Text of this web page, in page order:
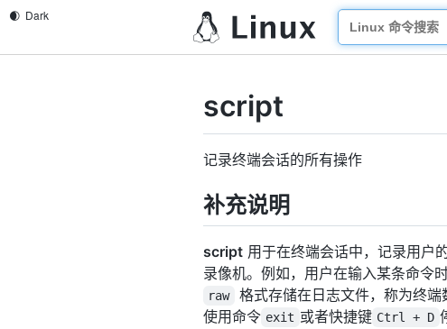
script
记录终端会话的所有操作
补充说明
script 用于在终端会话中，记录用户
录像机。例如，用户在输入某条命令
raw
格式存储在日志文件，称为终端
使用命令 exit 或者快捷键 Ctrl + D